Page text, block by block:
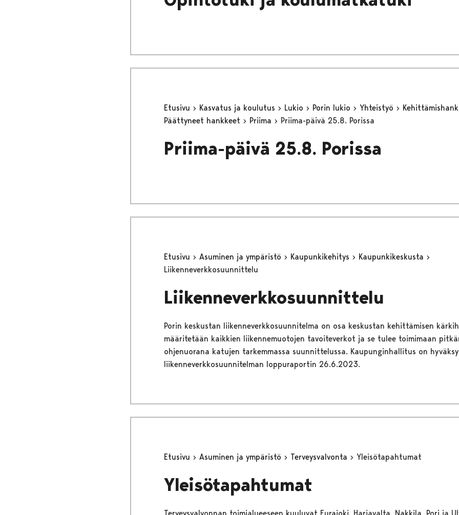
Etusivu Kasvatus ja koulutus Lukio Porin lukio Yhteistyö
Päättyneet hankkeet
Priima Priima-päivä 25.8. Porissa
Priima-päivä 25.8. Porissa
Etusivu Asuminen ja ympäristö Kaupunkikehitys
Kaupunkikeskusta
Liikenneverkkosuunnittelu
Liikenneverkkosuunnittelu
Porin keskustan liikenneverkkosuunnitelma on osa keskustan kehittämisen
määritetään kaikkien liikennemuotojen tavoiteverkot ja se tulee toimimaan
ohjenuorana katujen tarkemmassa suunnittelussa. Kaupunginhallitus on
liikenneverkkosuunnitelman loppuraportin 26.6.2023.
Etusivu Asuminen ja ympäristö Terveysvalvonta Yleisötapahtumat
Yleisötapahtumat
Terveysvalvonnan toimialueeseen kuuluvat Eurajoki, Harjavalta, Nakkila, Pori ja